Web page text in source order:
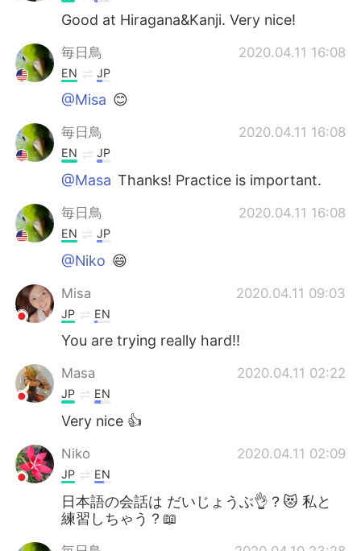
Good at Hiragana&Kanji. Very nice!
毎日鳥 2020.04.11 16:08
EN JP
@Misa 😊
毎日鳥 2020.04.11 16:08
EN JP
@Masa Thanks! Practice is important.
毎日鳥 2020.04.11 16:08
EN JP
@Niko 😄
Misa 2020.04.11 09:03
JP EN
You are trying really hard‼︎
Masa 2020.04.11 02:22
JP EN
Very nice 👍
Niko 2020.04.11 02:09
JP EN
日本語の会話は だいじょうぶ👌？😻 私と
練習しちゃう？📖